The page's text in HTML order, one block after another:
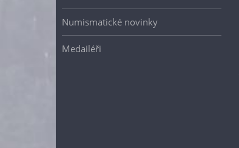
Numismatické novinky
Medailéři